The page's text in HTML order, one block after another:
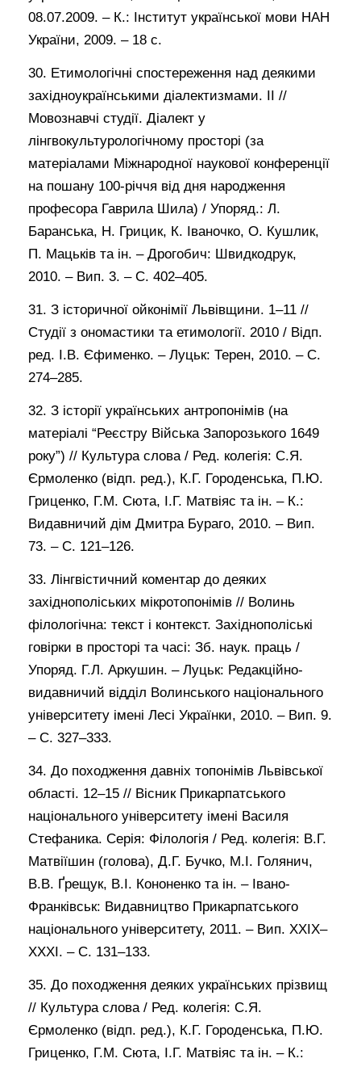
08.07.2009. – К.: Інститут української мови НАН
України, 2009. – 18 с.
30. Етимологічні спостереження над деякими
західноукраїнськими діалектизмами. ІІ //
Мовознавчі студії. Діалект у
лінгвокультурологічному просторі (за
матеріалами Міжнародної наукової конференції
на пошану 100-річчя від дня народження
професора Гаврила Шила) / Упоряд.: Л.
Баранська, Н. Грицик, К. Іваночко, О. Кушлик,
П. Мацьків та ін. – Дрогобич: Швидкодрук,
2010. – Вип. 3. – С. 402–405.
31. З історичної ойконімії Львівщини. 1–11 //
Студії з ономастики та етимології. 2010 / Відп.
ред. І.В. Єфименко. – Луцьк: Терен, 2010. – С.
274–285.
32. З історії українських антропонімів (на
матеріалі “Реєстру Війська Запорозького 1649
року”) // Культура слова / Ред. колегія: С.Я.
Єрмоленко (відп. ред.), К.Г. Городенська, П.Ю.
Гриценко, Г.М. Сюта, І.Г. Матвіяс та ін. – К.:
Видавничий дім Дмитра Бураго, 2010. – Вип.
73. – С. 121–126.
33. Лінгвістичний коментар до деяких
західнополіських мікротопонімів // Волинь
філологічна: текст і контекст. Західнополіські
говірки в просторі та часі: Зб. наук. праць /
Упоряд. Г.Л. Аркушин. – Луцьк: Редакційно-
видавничий відділ Волинського національного
університету імені Лесі Українки, 2010. – Вип. 9.
– С. 327–333.
34. До походження давніх топонімів Львівської
області. 12–15 // Вісник Прикарпатського
національного університету імені Василя
Стефаника. Серія: Філологія / Ред. колегія: В.Г.
Матвіїшин (голова), Д.Г. Бучко, М.І. Голянич,
В.В. Ґрещук, В.І. Кононенко та ін. – Івано-
Франківськ: Видавництво Прикарпатського
національного університету, 2011. – Вип. XXIX–
XXXI. – С. 131–133.
35. До походження деяких українських прізвищ
// Культура слова / Ред. колегія: С.Я.
Єрмоленко (відп. ред.), К.Г. Городенська, П.Ю.
Гриценко, Г.М. Сюта, І.Г. Матвіяс та ін. – К.: